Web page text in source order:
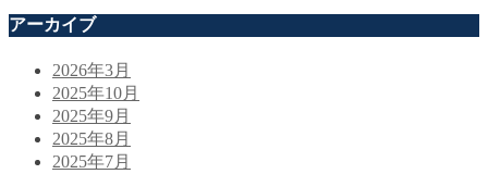
アーカイブ
2026年3月
2025年10月
2025年9月
2025年8月
2025年7月